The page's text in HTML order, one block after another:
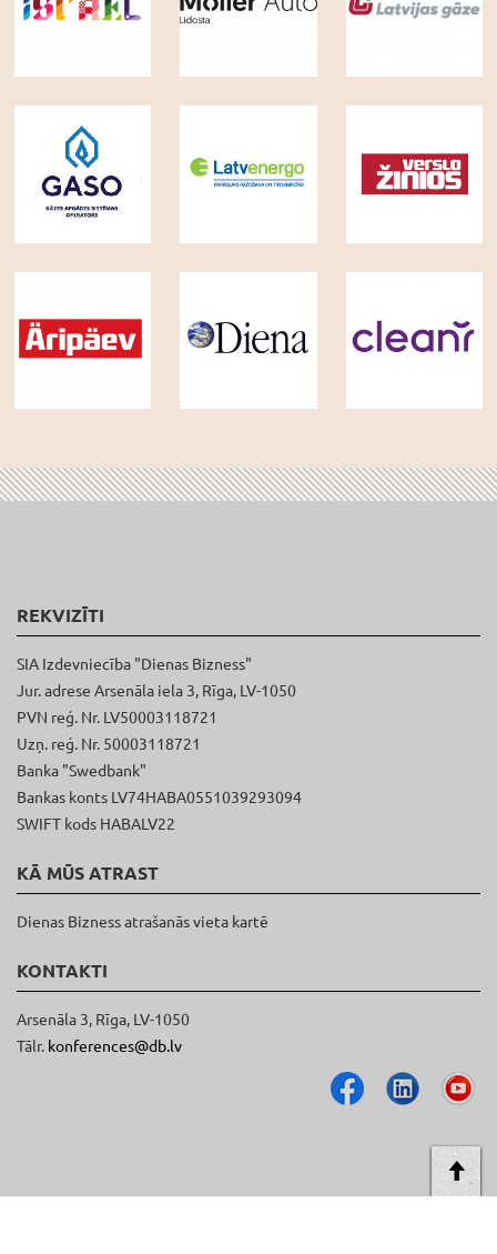
REKVIZĪTI
SIA Izdevniecība "Dienas Bizness"
Jur. adrese Arsenāla iela 3, Rīga, LV-1050
PVN reģ. Nr. LV50003118721
Uzņ. reģ. Nr. 50003118721
Banka "Swedbank"
Bankas konts LV74HABA0551039293094
SWIFT kods HABALV22
KĀ MŪS ATRAST
Dienas Bizness atrašanās vieta kartē
KONTAKTI
Arsenāla 3, Rīga, LV-1050
Tālr. konferences@db.lv